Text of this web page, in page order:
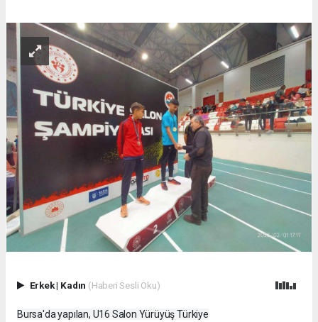
Erkek| Kadın (Haberi Sesli Oku)
Bursa'da yapılan, U16 Salon Yürüyüş Türkiye